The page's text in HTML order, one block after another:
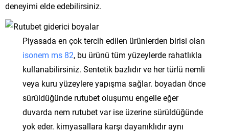
deneyimi elde edebilirsiniz.
Piyasada en çok tercih edilen ürünlerden birisi olan
isonem ms 82, bu ürünü tüm yüzeylerde rahatlıkla
kullanabilirsiniz. Sentetik bazlıdır ve her türlü nemli
veya kuru yüzeylere yapışma sağlar. boyadan önce
sürüldüğünde rutubet oluşumu engelle eğer
duvarda nem rutubet var ise üzerine sürüldüğünde
yok eder. kimyasallara karşı dayanıklıdır aynı